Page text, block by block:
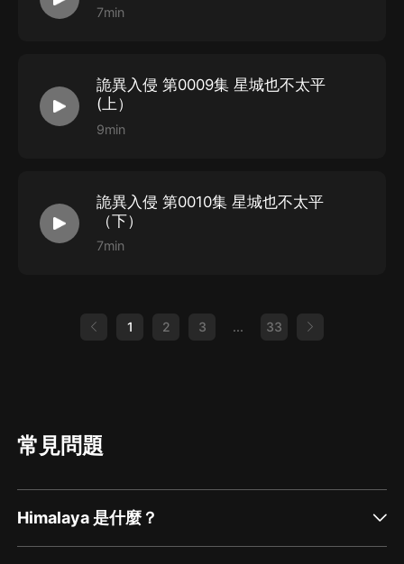
7min
詭異入侵 第0009集 星城也不太平
(上）
9min
詭異入侵 第0010集 星城也不太平
（下）
7min
1 2 3 ... 33
常見問題
Himalaya 是什麼？